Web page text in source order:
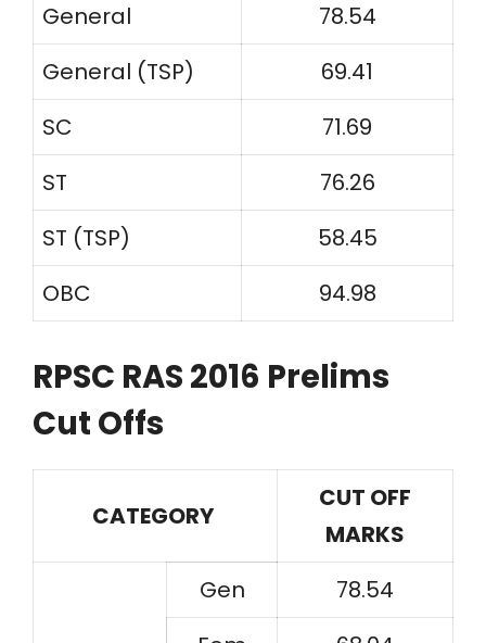
General
78.54
General (TSP)
69.41
SC
71.69
ST
76.26
ST (TSP)
58.45
OBC
94.98
RPSC RAS 2016 Prelims
Cut Offs
CATEGORY
CUT OFF
MARKS
Gen
78.54